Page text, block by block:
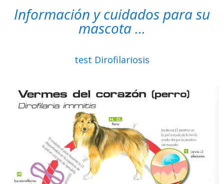
Información y cuidados para su
mascota …
test Dirofilariosis